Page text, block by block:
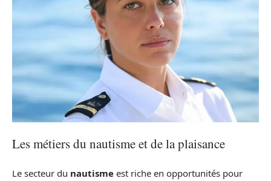
Les métiers du nautisme et de la plaisance
Le secteur du nautisme est riche en opportunités pour